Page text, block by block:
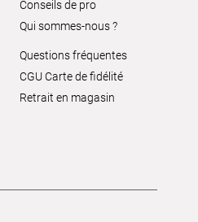
Conseils de pro
Qui sommes-nous ?
Questions fréquentes
CGU Carte de fidélité
Retrait en magasin